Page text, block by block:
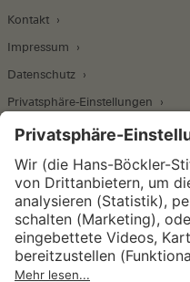
Kontakt
Impressum
Datenschutz
Privatsphäre-Einstellungen
Wirtschafts- und
Institut für